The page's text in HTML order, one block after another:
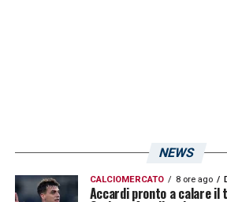
NEWS
CALCIOMERCATO 8 ore ago
Accardi pronto a calare il